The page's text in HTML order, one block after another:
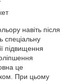
навіть після
спеціальну
підвищення
це
При цьому